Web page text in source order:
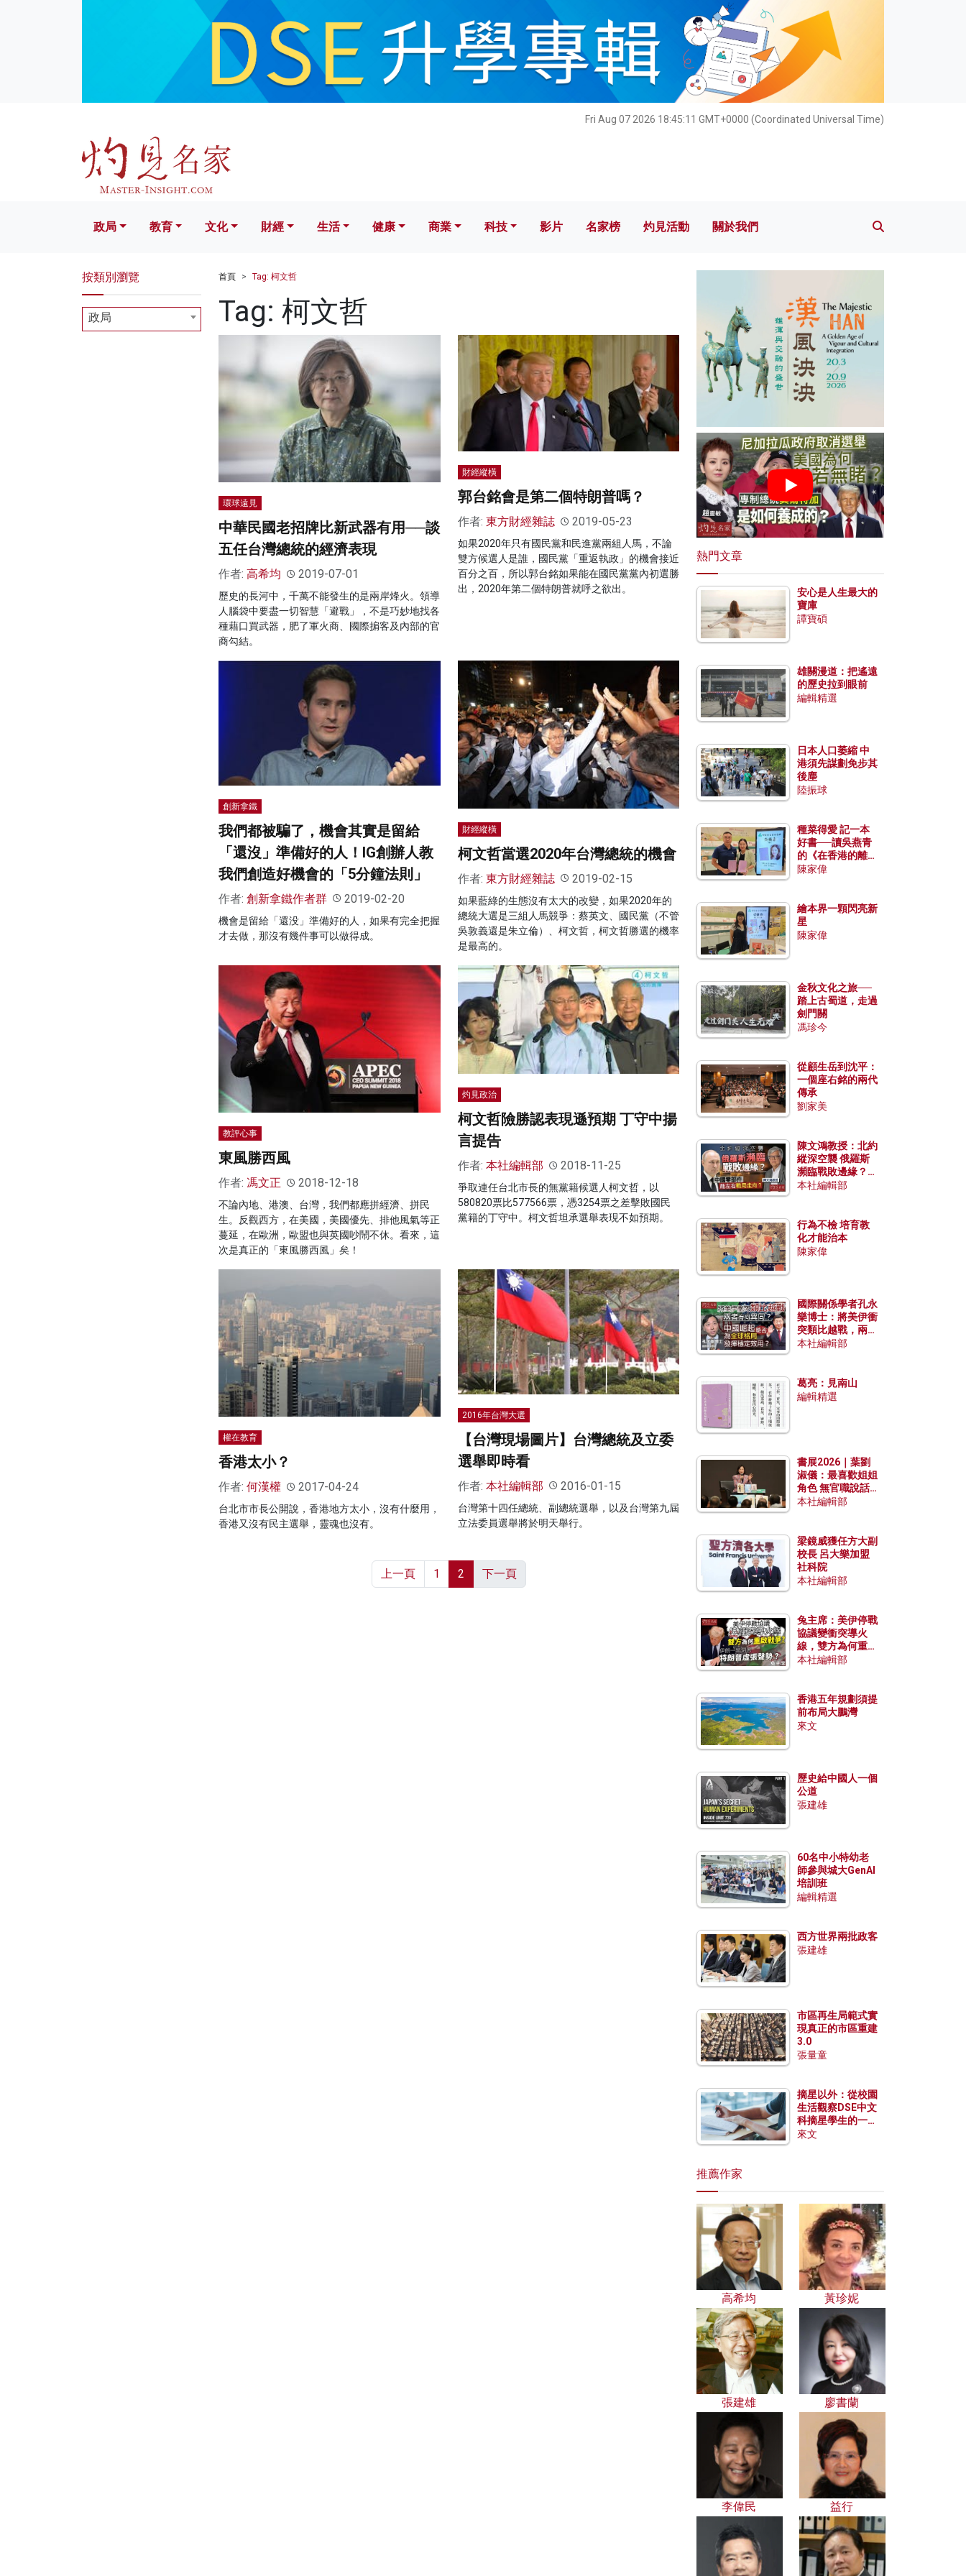
Fri Aug 07 2026 18:45:12 GMT+0000 (Coordinated Universal Time)
文化 財經 生活 健康 科技 影片 名家榜 灼見活動 關於我們
政局 教育 文化 財經 生活 健康 商業 科技 影片 名家榜 灼見活動 關於我們
首頁 Tag: 柯文哲
Tag: 柯文哲
環球遠見
中華民國老招牌比新武器有用──談
五任台灣總統的經濟表現
作者: 高希均 2019-07-01
歷史的長河中，千萬不能發生的是兩岸烽火。領導
人腦袋中要盡一切智慧「避戰」，不是巧妙地找各
種藉口買武器，肥了軍火商、國際掮客及內部的官
商勾結。
財經縱橫
郭台銘會是第二個特朗普嗎？
作者: 東方財經雜誌 2019-05-23
如果2020年只有國民黨和民進黨兩組人馬，不論
雙方候選人是誰，國民黨「重返執政」的機會接近
百分之百，所以郭台銘如果能在國民黨黨內初選勝
出，2020年第二個特朗普就呼之欲出。
創新拿鐵
我們都被騙了，機會其實是留給
「還沒」準備好的人！IG創辦人教
我們創造好機會的「5分鐘法則」
作者: 創新拿鐵作者群 2019-02-20
機會是留給「還没」準備好的人，如果有完全把握
才去做，那沒有幾件事可以做得成。
財經縱橫
柯文哲當選2020年台灣總統的機會
作者: 東方財經雜誌 2019-02-15
如果藍綠的生態沒有太大的改變，如果2020年的
總統大選是三組人馬競爭：蔡英文、國民黨（不管
吳敦義還是朱立倫）、柯文哲，柯文哲勝選的機率
是最高的。
教評心事
東風勝西風
作者: 馮文正 2018-12-18
不論內地、港澳、台灣，我們都應拼經濟、拼民
生。反觀西方，在美國，美國優先、排他風氣等正
蔓延，在歐洲，歐盟也與英國吵鬧不休。看來，這
次是真正的「東風勝西風」矣！
灼見政治
柯文哲險勝認表現遜預期 丁守中揚
言提告
作者: 本社編輯部 2018-11-25
爭取連任台北市長的無黨籍候選人柯文哲，以
580820票比577566票，憑3254票之差擊敗國民
黨籍的丁守中。柯文哲坦承選舉表現不如預期。
權在教育
香港太小？
作者: 何漢權 2017-04-24
台北市市長公開說，香港地方太小，沒有什麼用，
香港又沒有民主選舉，靈魂也沒有。
2016年台灣大選
【台灣現場圖片】台灣總統及立委
選舉即時看
作者: 本社編輯部 2016-01-15
台灣第十四任總統、副總統選舉，以及台灣第九屆
立法委員選舉將於明天舉行。
上一頁 1 2 下一頁
按類別瀏覽
政局
熱門文章
安心是人生最大的
寶庫
譚寶碩
雄關漫道：把遙遠
的歷史拉到眼前
編輯精選
日本人口萎縮 中
港須先謀劃免步其
後塵
陸振球
種菜得愛 記一本
好書──讀吳燕青
的《在香港的離島
種菜》
陳家偉
繪本界一顆閃亮新
星
陳家偉
金秋文化之旅──
踏上古蜀道，走過
劍門關
馮珍今
從顧生岳到沈平：
一個座右銘的兩代
傳承
劉家美
陳文鴻教授：北約
縱深空襲 俄羅斯
瀕臨戰敗邊緣？中
國零部件能左右戰
本社編輯部
行為不檢 培育教
化才能治本
陳家偉
國際關係學者孔永
樂博士：將美伊衝
突類比越戰，兩者
有何異同？中國崛
本社編輯部
葛亮：見南山
編輯精選
書展2026｜葉劉
淑儀：最喜歡姐姐
角色 無官職說話
包袱少
本社編輯部
梁鏡威獲任方大副
校長 呂大樂加盟
社科院
本社編輯部
兔主席：美伊停戰
協議變衝突導火
線，雙方為何重啟
戰爭？伊朗一早洞
本社編輯部
香港五年規劃須提
前布局大鵬灣
來文
歷史給中國人一個
公道
張建雄
60名中小特幼老
師參與城大GenAI
培訓班
編輯精選
西方世界兩批政客
張建雄
市區再生局範式實
現真正的市區重建
3.0
張量童
摘星以外：從校園
生活觀察DSE中文
科摘星學生的一點
特質
來文
推薦作家
高希均 黃珍妮
張建雄 廖書蘭
李偉民 益行